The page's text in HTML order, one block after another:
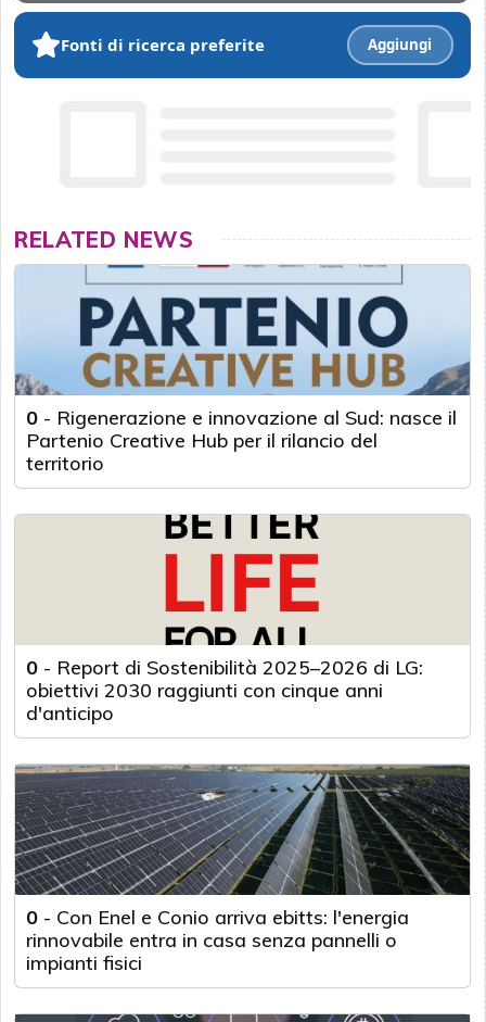
Fonti di ricerca preferite Aggiungi
RELATED NEWS
0 - Rigenerazione e innovazione al Sud: nasce il
Partenio Creative Hub per il rilancio del
territorio
0 - Report di Sostenibilità 2025–2026 di LG:
obiettivi 2030 raggiunti con cinque anni
d'anticipo
0 - Con Enel e Conio arriva ebitts: l'energia
rinnovabile entra in casa senza pannelli o
impianti fisici